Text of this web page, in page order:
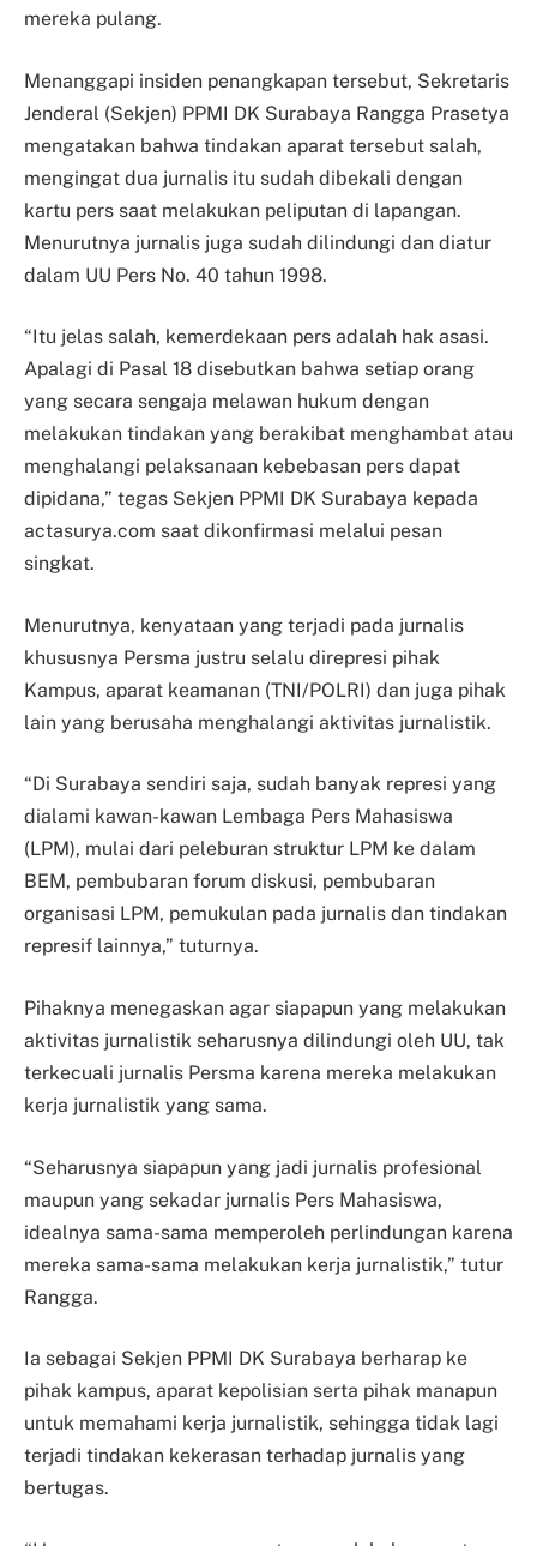
mereka pulang.
Menanggapi insiden penangkapan tersebut, Sekretaris
Jenderal (Sekjen) PPMI DK Surabaya Rangga Prasetya
mengatakan bahwa tindakan aparat tersebut salah,
mengingat dua jurnalis itu sudah dibekali dengan
kartu pers saat melakukan peliputan di lapangan.
Menurutnya jurnalis juga sudah dilindungi dan diatur
dalam UU Pers No. 40 tahun 1998.
“Itu jelas salah, kemerdekaan pers adalah hak asasi.
Apalagi di Pasal 18 disebutkan bahwa setiap orang
yang secara sengaja melawan hukum dengan
melakukan tindakan yang berakibat menghambat atau
menghalangi pelaksanaan kebebasan pers dapat
dipidana,” tegas Sekjen PPMI DK Surabaya kepada
actasurya.com saat dikonfirmasi melalui pesan
singkat.
Menurutnya, kenyataan yang terjadi pada jurnalis
khususnya Persma justru selalu direpresi pihak
Kampus, aparat keamanan (TNI/POLRI) dan juga pihak
lain yang berusaha menghalangi aktivitas jurnalistik.
“Di Surabaya sendiri saja, sudah banyak represi yang
dialami kawan-kawan Lembaga Pers Mahasiswa
(LPM), mulai dari peleburan struktur LPM ke dalam
BEM, pembubaran forum diskusi, pembubaran
organisasi LPM, pemukulan pada jurnalis dan tindakan
represif lainnya,” tuturnya.
Pihaknya menegaskan agar siapapun yang melakukan
aktivitas jurnalistik seharusnya dilindungi oleh UU, tak
terkecuali jurnalis Persma karena mereka melakukan
kerja jurnalistik yang sama.
“Seharusnya siapapun yang jadi jurnalis profesional
maupun yang sekadar jurnalis Pers Mahasiswa,
idealnya sama-sama memperoleh perlindungan karena
mereka sama-sama melakukan kerja jurnalistik,” tutur
Rangga.
Ia sebagai Sekjen PPMI DK Surabaya berharap ke
pihak kampus, aparat kepolisian serta pihak manapun
untuk memahami kerja jurnalistik, sehingga tidak lagi
terjadi tindakan kekerasan terhadap jurnalis yang
bertugas.